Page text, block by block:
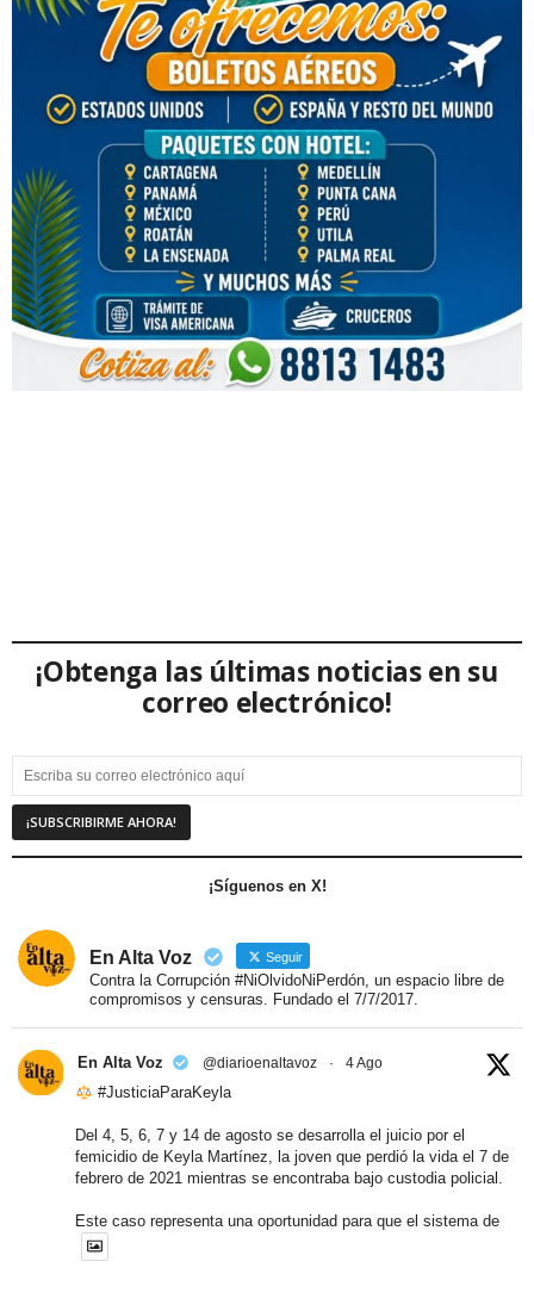
¡Obtenga las últimas noticias en su
correo electrónico!
¡Síguenos en X!
En Alta Voz Seguir
Contra la Corrupción #NiOlvidoNiPerdón, un espacio libre de
compromisos y censuras. Fundado el 7/7/2017.
En Alta Voz @diarioenaltavoz · 4 Ago
#JusticiaParaKeyla
Del 4, 5, 6, 7 y 14 de agosto se desarrolla el juicio por el
femicidio de Keyla Martínez, la joven que perdió la vida el 7 de
febrero de 2021 mientras se encontraba bajo custodia policial.
Este caso representa una oportunidad para que el sistema de